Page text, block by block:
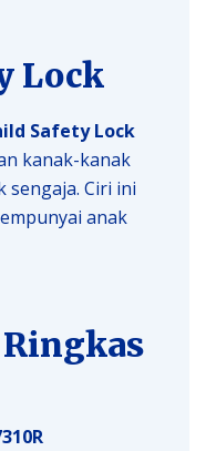
Lock
Safety Lock
kanak-kanak
sengaja. Ciri ini
anak